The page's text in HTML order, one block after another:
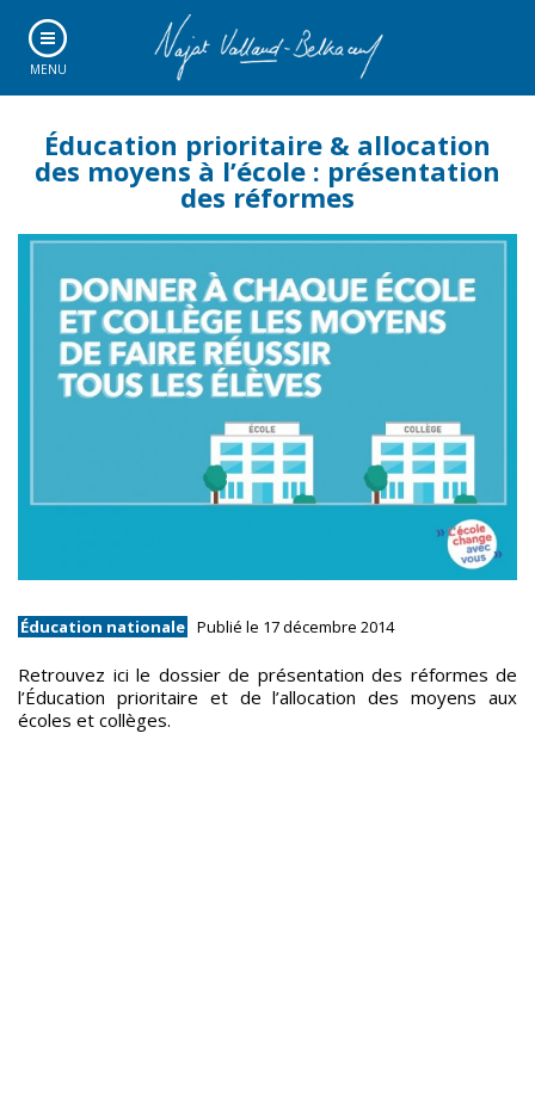
MENU
Éducation prioritaire & allocation
des moyens à l’école : présentation
des réformes
Éducation nationale Publié le 17 décembre 2014
Retrouvez ici le dossier de présentation des réformes de
l’Éducation prioritaire et de l’allocation des moyens aux
écoles et collèges.